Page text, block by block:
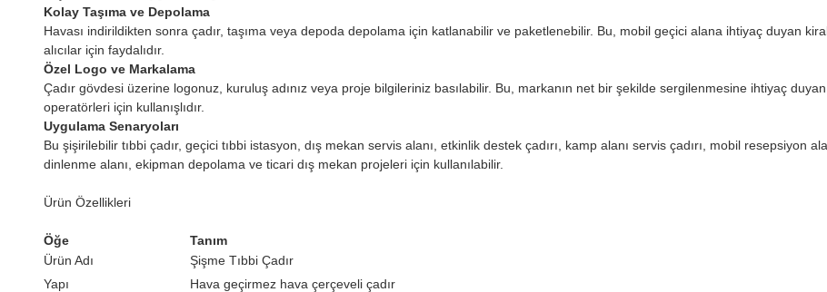
Kolay Taşıma ve Depolama
Havası indirildikten sonra çadır, taşıma veya depoda depolama için katlanabilir ve paketlenebilir. Bu, mobil geçici alana ihtiyaç duyan
alıcılar için faydalıdır.
Özel Logo ve Markalama
Çadır gövdesi üzerine logonuz, kuruluş adınız veya proje bilgileriniz basılabilir. Bu, markanın net bir şekilde sergilenmesine ihtiyaç
operatörleri için kullanışlıdır.
Uygulama Senaryoları
Bu şişirilebilir tıbbi çadır, geçici tıbbi istasyon, dış mekan servis alanı, etkinlik destek çadırı, kamp alanı servis çadırı, mobil resepsiyon
dinlenme alanı, ekipman depolama ve ticari dış mekan projeleri için kullanılabilir.
Ürün Özellikleri
Öğe
Tanım
Ürün Adı
Şişme Tıbbi Çadır
Yapı
Hava geçirmez hava çerçeveli çadır